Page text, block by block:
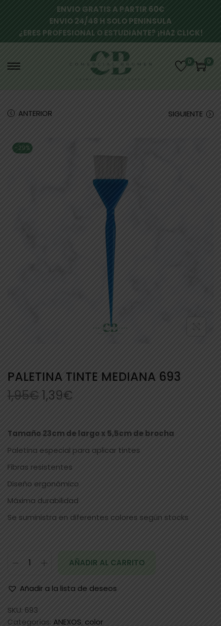
ENVIO GRATIS A PARTIR 60€
ENVIO 24/48 H SOLO PENINSULA
¿ERES PROFESIONAL O ESTUDIANTE? ¡HAZ CLICK!
0 0
ANTERIOR SIGUIENTE
-29%
PALETINA TINTE MEDIANA 693
1,95€1,39€
Tamaño 23cm de largo x 5,5cm de brocha
Paletina especial para aplicar tintes
Fibras resistentes
Diseño ergonómico
Máxima durabilidad
Se suministra en diferentes colores según stocks
AÑADIR AL CARRITO
Añadir a la lista de deseos
SKU: 693
Categorías: ANEXOS, color